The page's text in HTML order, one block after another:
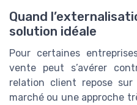
Quand
solution idéale
Pour certaines
vente peut s’avérer
relation client repose
marché ou une approche